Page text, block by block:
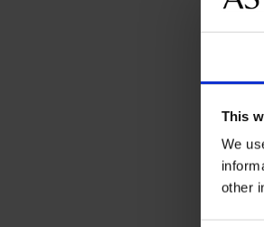
This
We
other